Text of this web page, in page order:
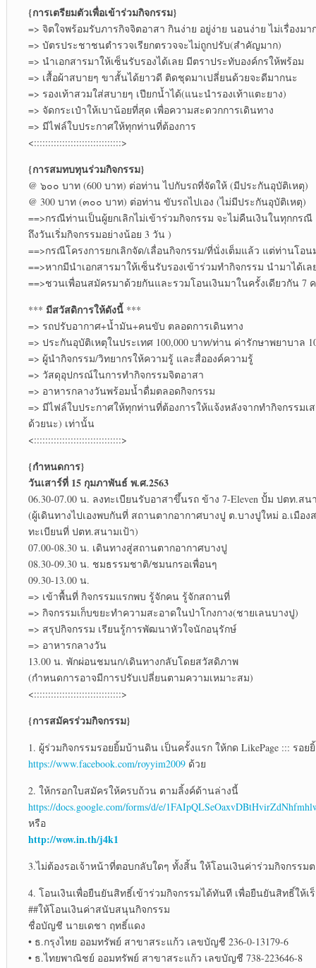
{การเตรียมตัวเพื่อเข้าร่วมกิจกรรม}
=> จิตใจพร้อมรับภารกิจจิตอาสา กินง่าย อยู่ง่าย นอนง่าย ไม่เรื่องมา
=> บัตรประชาชนตำรวจเรียกตรวจจะไม่ถูกปรับ(สำคัญมาก)
=> นำเอกสารมาให้เซ็นรับรองได้เลย มีตราประทับองค์กรให้พร้อม
=> เสื้อผ้าสบายๆ ขาสั้นได้ยาวดี ติดชุดมาเปลี่ยนด้วยจะดีมากนะ
=> รองเท้าสวมใส่สบายๆ เปียกน้ำได้(แนะนำรองเท้าแตะยาง)
=> จัดกระเป๋าให้เบาน้อยที่สุด เพื่อความสะดวกการเดินทาง
=> มีไฟล์ใบประกาศให้ทุกท่านที่ต้องการ
<:::::::::::::::::::::::::::::::>
{การสมทบทุนร่วมกิจกรรม}
@ ๖๐๐ บาท (600 บาท) ต่อท่าน ไปกับรถที่จัดให้ (มีประกันอุบัติเหตุ)
@ 300 บาท (๓๐๐ บาท) ต่อท่าน ขับรถไปเอง (ไม่มีประกันอุบัติเหตุ)
==>กรณีท่านเป็นผู้ยกเลิกไม่เข้าร่วมกิจกรรม จะไม่คืนเงินในทุกก
ถึงวันเริ่มกิจกรรมอย่างน้อย 3 วัน )
==>กรณีโครงการยกเลิกจัด/เลื่อนกิจกรรม/ที่นั่งเต็มแล้ว แต่ท่านโ
==>หากมีนำเอกสารมาให้เซ็นรับรองเข้าร่วมทำกิจกรรม นำมาได้เ
==>ชวนเพื่อนสมัครมาด้วยกันและรวมโอนเงินมาในครั้งเดียวกัน
*** มีสวัสดิการให้ดังนี้***
=> รถปรับอากาศ+น้ำมัน+คนขับ ตลอดการเดินทาง
=> ประกันอุบัติเหตุในประเทศ 100,000 บาท/ท่าน ค่ารักษาพยาบาล
=> ผู้นำกิจกรรม/วิทยากรให้ความรู้ และสื่อองค์ความรู้
=> วัสดุอุปกรณ์ในการทำกิจกรรมจิตอาสา
=> อาหารกลางวันพร้อมน้ำดื่มตลอดกิจกรรม
=> มีไฟล์ใบประกาศให้ทุกท่านที่ต้องการให้แจ้งหลังจากทำกิจกรรมเ
ด้วยนะ) เท่านั้น
<:::::::::::::::::::::::::::::::>
{กำหนดการ}
วันเสาร์ที่ 15 กุมภาพันธ์ พ.ศ.2563
06.30-07.00 น. ลงทะเบียนรับอาสาขึ้นรถ ข้าง 7-Eleven ปั้ม ปตท.
(ผู้เดินทางไปเองพบกันที่ สถานตากอากาศบางปู ต.บางปูใหม่ อ.เมือ
ทะเบียนที่ ปตท.สนามเป้า)
07.00-08.30 น. เดินทางสู่สถานตากอากาศบางปู
08.30-09.30 น. ชมธรรมชาติ/ชมนกรอเพื่อนๆ
09.30-13.00 น.
=> เข้าพื้นที่ กิจกรรมแรกพบ รู้จักคน รู้จักสถานที่
=> กิจกรรมเก็บขยะทำความสะอาดในป่าโกงกาง(ชายเลนบางปู)
=> สรุปกิจกรรม เรียนรู้การพัฒนาหัวใจนักอนุรักษ์
=> อาหารกลางวัน
13.00 น. พักผ่อนชมนก/เดินทางกลับโดยสวัสดิภาพ
(กำหนดการอาจมีการปรับเปลี่ยนตามความเหมาะสม)
<:::::::::::::::::::::::::::::::>
{การสมัครร่วมกิจกรรม}
1. ผู้ร่วมกิจกรรมรอยยิ้มบ้านดิน เป็นครั้งแรก ให้กด LikePage ::: รอ
https://www.facebook.com/royyim2009ด้วย
2. ให้กรอกใบสมัครให้ครบถ้วน ตามลิ้งค์ด้านล่างนี้
https://docs.google.com/forms/d/e/
หรือ
http://wow.in.th/j4k1
3.ไม่ต้องรอเจ้าหน้าที่ตอบกลับใดๆ ทั้งสิ้น ให้โอนเงินค่าร่วมกิจกรรม
4. โอนเงินเพื่อยืนยันสิทธิ์เข้าร่วมกิจกรรมได้ทันที เพื่อยืนยันสิทธิ์ให้
##ให้โอนเงินค่าสนับสนุนกิจกรรม
ชื่อบัญชี นายเดชา ฤทธิ์แดง
• ธ.กรุงไทย ออมทรัพย์ สาขาสระแก้ว เลขบัญชี 236-0-13179-6
• ธ.ไทยพาณิชย์ ออมทรัพย์ สาขาสระแก้ว เลขบัญชี 738-223646-8